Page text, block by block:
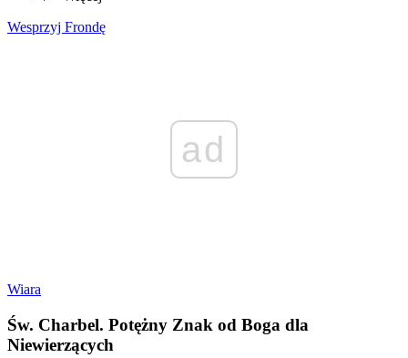
Wesprzyj Frondę
ad
Wiara
Św. Charbel. Potężny Znak od Boga dla
Niewierzących